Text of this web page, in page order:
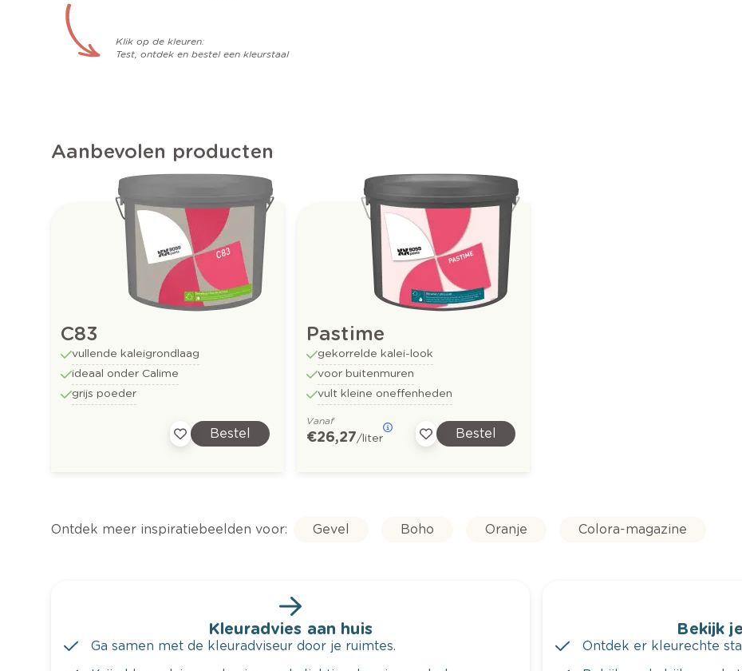
Klik op de kleuren:
Test, ontdek en bestel een kleurstaal
Aanbevolen producten
C83
vullende kaleigrondlaag
ideaal onder Calime
grijs poeder
Bestel
Pastime
gekorrelde kalei-look
voor buitenmuren
vult kleine oneffenheden
Vanaf
€ 26,27/liter Bestel
Ontdek meer inspiratiebeelden voor: Gevel Boho Oranje Colora-magazine
Kleuradvies aan huis
Ga samen met de kleuradviseur door je ruimtes.
Bekijk
Ontdek er kleurechte